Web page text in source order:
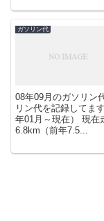
ガソリン代
08年09月のガソリン
リン代を記録してま
年01月～現在） 現
6.8km（前年7.5...